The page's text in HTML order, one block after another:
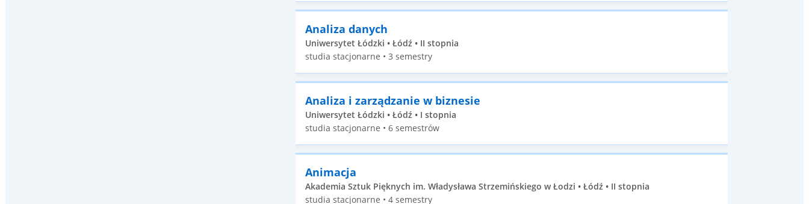
Analiza danych
Uniwersytet Łódzki • Łódź • II stopnia
studia stacjonarne • 3 semestry
Analiza i zarządzanie w biznesie
Uniwersytet Łódzki • Łódź • I stopnia
studia stacjonarne • 6 semestrów
Animacja
Akademia Sztuk Pięknych im. Władysława Strzemińskiego w Łodzi • Łódź • II stopnia
studia stacjonarne • 4 semestry